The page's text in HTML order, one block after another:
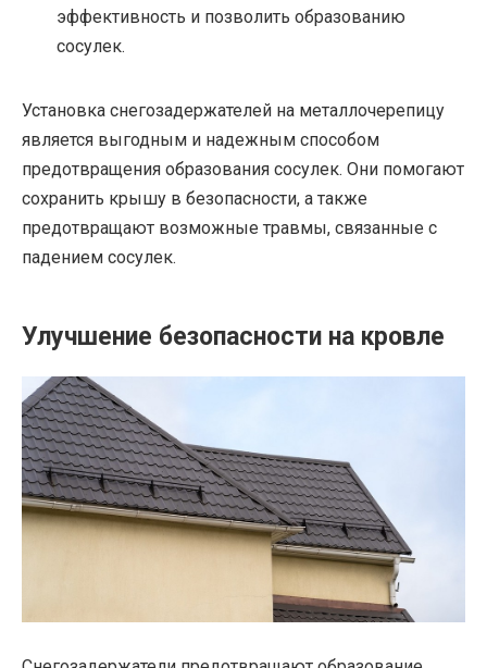
эффективность и позволить образованию
сосулек.
Установка снегозадержателей на металлочерепицу
является выгодным и надежным способом
предотвращения образования сосулек. Они помогают
сохранить крышу в безопасности, а также
предотвращают возможные травмы, связанные с
падением сосулек.
Улучшение безопасности на кровле